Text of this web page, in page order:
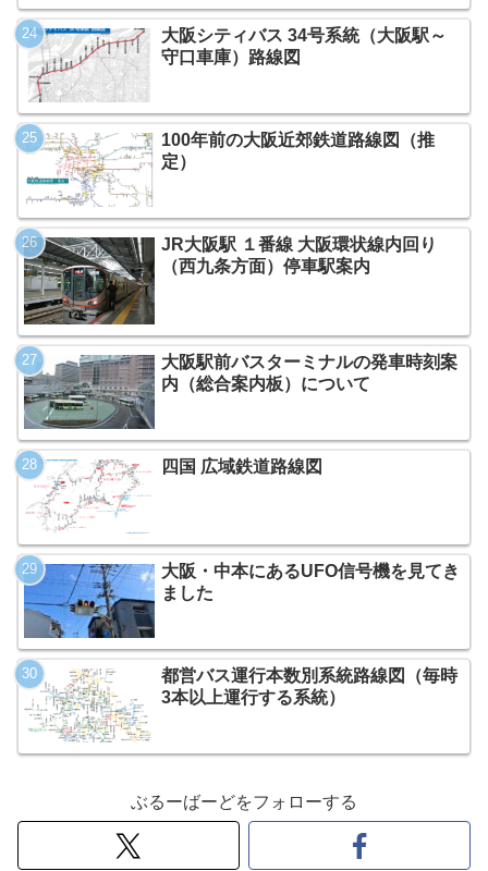
大阪シティバス 34号系統（大阪駅～
守口車庫）路線図
100年前の大阪近郊鉄道路線図（推
定）
JR大阪駅 １番線 大阪環状線内回り
（西九条方面）停車駅案内
大阪駅前バスターミナルの発車時刻案
内（総合案内板）について
四国 広域鉄道路線図
大阪・中本にあるUFO信号機を見てき
ました
都営バス運行本数別系統路線図（毎時
3本以上運行する系統）
ぶるーばーどをフォローする